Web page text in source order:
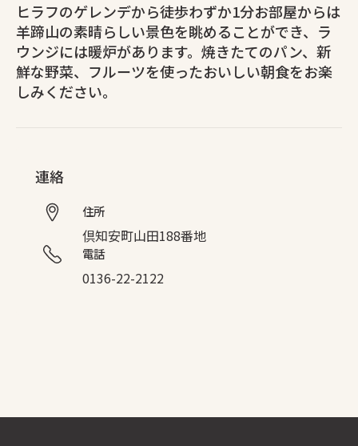
ヒラフのゲレンデから徒歩わずか1分お部屋からは
羊蹄山の素晴らしい景色を眺めることができ、ラ
ウンジには暖炉があります。焼きたてのパン、新
鮮な野菜、フルーツを使ったおいしい朝食をお楽
しみください。
連絡
住所
倶知安町山田188番地
電話
0136-22-2122